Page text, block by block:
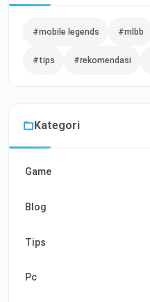
#mobile legends #mlbb
#tips #rekomendasi
Kategori
Game
Blog
Tips
Pc